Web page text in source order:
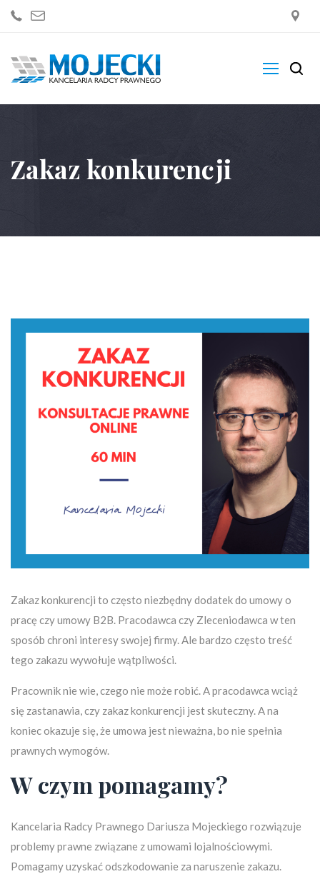
Zakres Usług
Zakaz konkurencji
Zakaz konkurencji to często niezbędny dodatek do umowy o
pracę czy umowy B2B. Pracodawca czy Zleceniodawca w ten
sposób chroni interesy swojej firmy. Ale bardzo często treść
tego zakazu wywołuje wątpliwości.
Pracownik nie wie, czego nie może robić. A pracodawca wciąż
się zastanawia, czy zakaz konkurencji jest skuteczny. A na
koniec okazuje się, że umowa jest nieważna, bo nie spełnia
prawnych wymogów.
W czym pomagamy?
Kancelaria Radcy Prawnego Dariusza Mojeckiego rozwiązuje
problemy prawne związane z umowami lojalnościowymi.
Pomagamy uzyskać odszkodowanie za naruszenie zakazu.